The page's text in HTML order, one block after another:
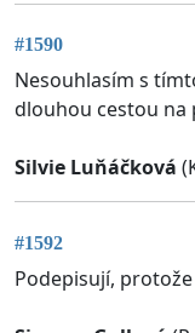
#1590
Nesouhlasím s
dlouhou cestou na
Silvie Luňáčková
#1592
Podepisují,